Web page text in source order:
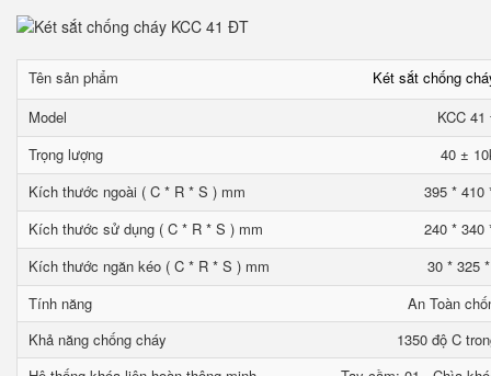
Tên sản phẩm
Két sắt chống
Model
KCC
Trọng lượng
40 ±
Kích thước ngoài ( C * R * S ) mm
395 * 410
Kích thước sử dụng ( C * R * S ) mm
240 * 340
Kích thước ngăn kéo ( C * R * S ) mm
30 * 325
Tính năng
An Toàn
Khả năng chống cháy
1350 độ C